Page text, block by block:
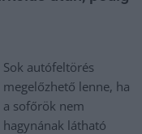
Sok autófeltörés
megelőzhető lenne, ha
a sofőrök nem
hagynának látható